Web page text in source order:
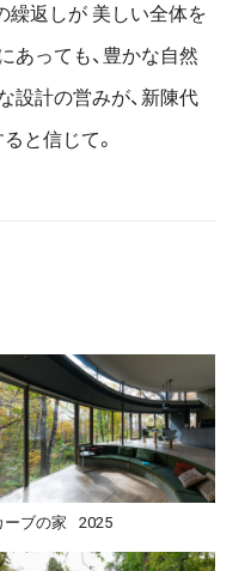
繰返しが 美しい全体を
あっても、豊かな自然
設計の営みが、新陳代
と信じて。
ーブの家 2025